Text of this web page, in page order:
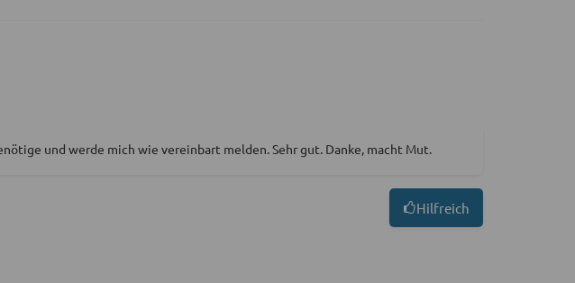
und werde mich wie vereinbart melden. Sehr gut. Danke, macht Mut.
Hilfreich